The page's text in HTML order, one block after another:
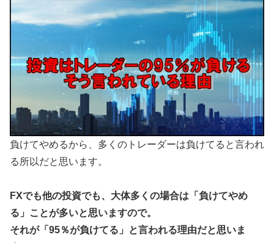
負けてやめるから、多くのトレーダーは負けてると言われ
る所以だと思います。
FXでも他の投資でも、大体多くの場合は「負けてやめ
る」ことが多いと思いますので。
それが「95％が負けてる」と言われる理由だと思いま